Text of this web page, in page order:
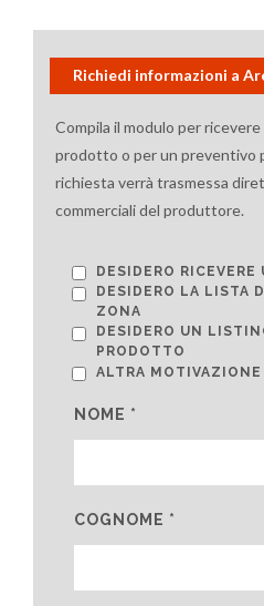
Richiedi informazioni a
Compila il modulo per
prodotto o per un preventivo
richiesta verrà trasmessa
commerciali del produttore.
DESIDERO RICEVERE
DESIDERO LA LISTA
ZONA
DESIDERO UN
PRODOTTO
ALTRA MOTIVAZIONE
NOME *
COGNOME *